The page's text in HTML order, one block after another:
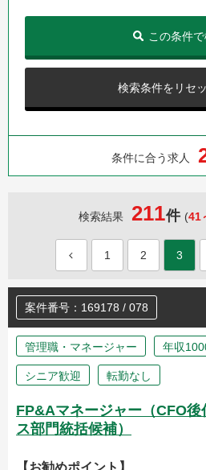
検索条件をリセ
この条件
条件に合う求人
検索結果 211件 (41
1 2 3
案件番号：169178 / 078
管理職・マネージャー 年収
シニア歓迎 転勤なし
FP&Aマネージャー（CFO
ス部門統括候補）
【お勧めポイント】